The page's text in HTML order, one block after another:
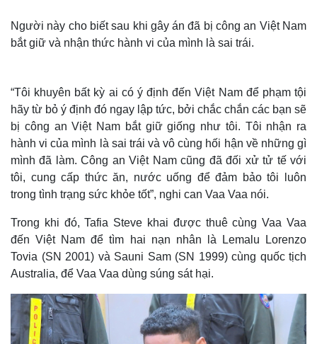
Người này cho biết sau khi gây án đã bị công an Việt Nam
bắt giữ và nhận thức hành vi của mình là sai trái.
“Tôi khuyên bất kỳ ai có ý định đến Việt Nam để phạm tội
hãy từ bỏ ý định đó ngay lập tức, bởi chắc chắn các bạn sẽ
bị công an Việt Nam bắt giữ giống như tôi. Tôi nhận ra
hành vi của mình là sai trái và vô cùng hối hận về những gì
mình đã làm. Công an Việt Nam cũng đã đối xử tử tế với
tôi, cung cấp thức ăn, nước uống để đảm bảo tôi luôn
trong tình trạng sức khỏe tốt”, nghi can Vaa Vaa nói.
Trong khi đó, Tafia Steve khai được thuê cùng Vaa Vaa
đến Việt Nam để tìm hai nạn nhân là Lemalu Lorenzo
Tovia (SN 2001) và Sauni Sam (SN 1999) cùng quốc tịch
Australia, để Vaa Vaa dùng súng sát hại.